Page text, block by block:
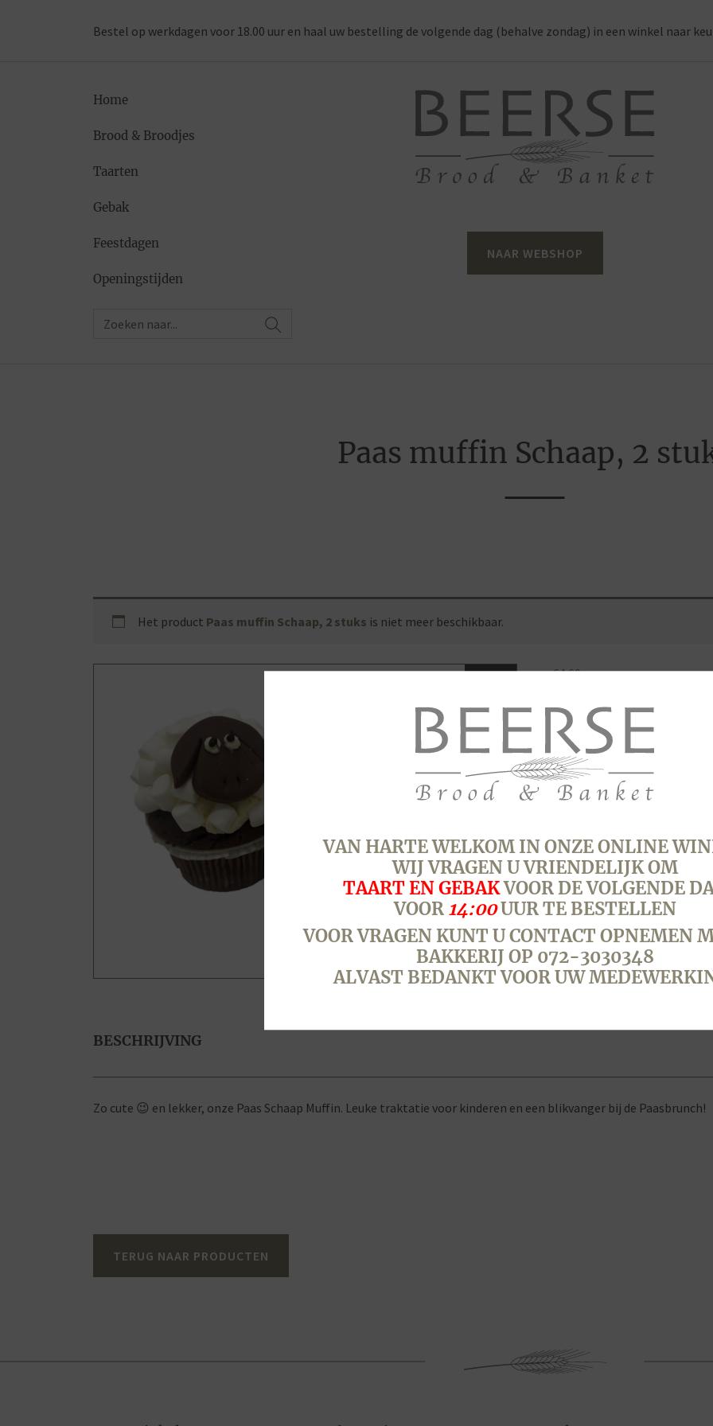
Bestel op werkdagen voor 18.00 uur en haal uw bestelling de volgende dag (behalve zondag) in een winkel naar
Home
Brood & Broodjes
Taarten
Gebak
Feestdagen
Openingstijden
NAAR WEBSHOP
Paas muffin Schaap, 2
Het product Paas muffin Schaap, 2 stuks is niet meer beschikbaar.
€4,60
Allergenen
gluten, lactose, ei, soja,
Paas
muffin
Schaap,
aantal
SKU:9732Categorie:Pasen -
BESCHRIJVING
Zo cute 😉 en lekker, onze Paas Schaap Muffin. Leuke traktatie voor kinderen en een blikvanger bij de Paasbrunch!
TERUG NAAR PRODUCTEN
VAN HARTE WELKOM IN ONZE ONLINE
WIJ VRAGEN U VRIENDELIJK OM
TAART EN GEBAKVOOR DE VOLGENDE
VOOR 14:00UUR TE BESTELLEN
VOOR VRAGEN KUNT U CONTACT OPNEMEN
BAKKERIJ OP 072-3030348
ALVAST BEDANKT VOOR UW